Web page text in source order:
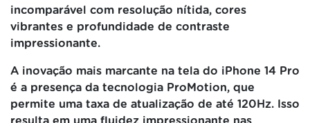
incomparável com resolução nítida, cores
vibrantes e profundidade de contraste
impressionante.
A inovação mais marcante na tela do iPhone 14 Pro
é a presença da tecnologia ProMotion, que
permite uma taxa de atualização de até 120Hz. Isso